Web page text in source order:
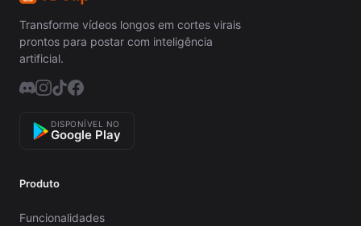
Transforme vídeos longos em cortes virais
prontos para postar com inteligência
artificial.
DISPONÍVEL NO
Google Play
Produto
Funcionalidades